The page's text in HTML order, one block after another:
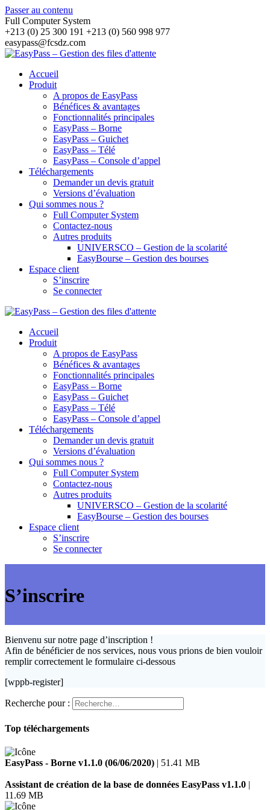
Passer au contenu
Full Computer System
+213 (0) 25 300 191 +213 (0) 560 998 977
easypass@fcsdz.com
Accueil
Produit
A propos de EasyPass
Bénéfices & avantages
Fonctionnalités principales
EasyPass – Borne
EasyPass – Guichet
EasyPass – Télé
EasyPass – Console d’appel
Téléchargements
Demander un devis gratuit
Versions d’évaluation
Qui sommes nous ?
Full Computer System
Contactez-nous
Autres produits
UNIVERSCO – Gestion de la scolarité
EasyBourse – Gestion des bourses
Espace client
S’inscrire
Se connecter
Accueil
Produit
A propos de EasyPass
Bénéfices & avantages
Fonctionnalités principales
EasyPass – Borne
EasyPass – Guichet
EasyPass – Télé
EasyPass – Console d’appel
Téléchargements
Demander un devis gratuit
Versions d’évaluation
Qui sommes nous ?
Full Computer System
Contactez-nous
Autres produits
UNIVERSCO – Gestion de la scolarité
EasyBourse – Gestion des bourses
Espace client
S’inscrire
Se connecter
S’inscrire
Bienvenu sur notre page d’inscription !
Afin de bénéficier de nos services, nous vous prions de bien vouloir
remplir correctement le formulaire ci-dessous
[wppb-register]
Recherche pour :
Top téléchargements
EasyPass - Borne v1.1.0 (06/06/2020) | 51.41 MB
Assistant de création de la base de données EasyPass v1.1.0 |
11.69 MB